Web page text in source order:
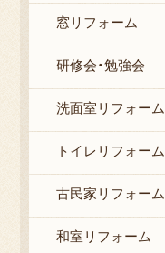
窓リフォーム
研修会・勉強会
洗面室リフォーム
トイレリフォーム
古民家リフォーム
和室リフォーム